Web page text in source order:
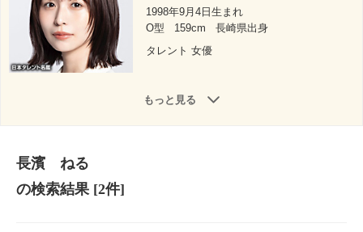
1998年9月4日生まれ
O型
159cm
長崎県出身
タレント 女優
もっと見る
長濱 ねる
の検索結果[2件]